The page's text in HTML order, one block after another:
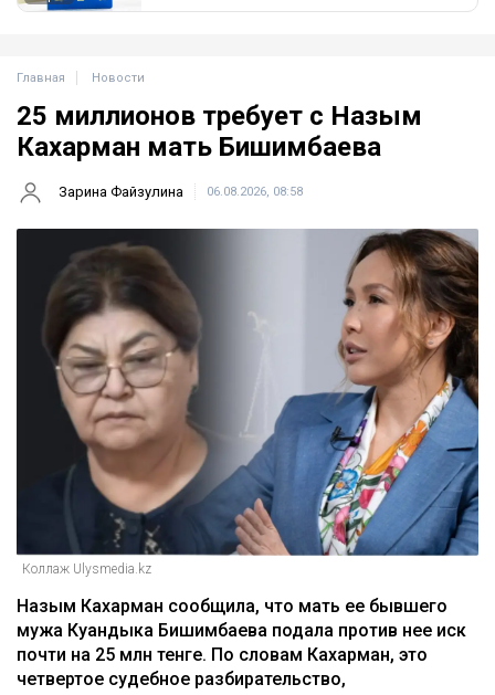
Главная Новости
25 миллионов требует с Назым
Кахарман мать Бишимбаева
Зарина Файзулина 06.08.2026, 08:58
Коллаж Ulysmedia.kz
Назым Кахарман сообщила, что мать ее бывшего
мужа Куандыка Бишимбаева подала против нее иск
почти на 25 млн тенге. По словам Кахарман, это
четвертое судебное разбирательство,